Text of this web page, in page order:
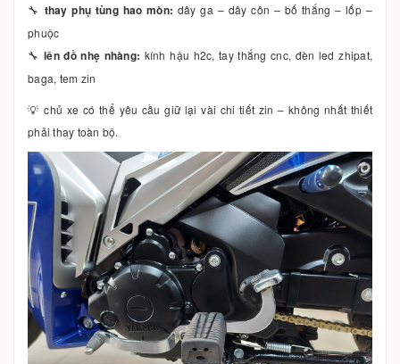
🔧 thay phụ tùng hao mòn: dây ga – dây côn – bố thắng – lốp –
phuộc
🔧lên đồ nhẹ nhàng: kính hậu h2c, tay thắng cnc, đèn led zhipat,
baga, tem zin
💡 chủ xe có thể yêu cầu giữ lại vài chi tiết zin – không nhất thiết
phải thay toàn bộ.